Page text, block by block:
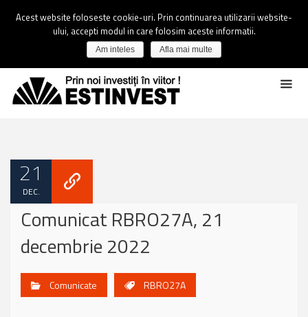
21
DEC.
Comunicat RBRO27A, 21
decembrie 2022
Comunicate RBRO27A
Acest website foloseste cookie-uri. Prin continuarea utilizarii website-
ului, accepti modul in care folosim aceste informatii.
Am inteles Afla mai multe